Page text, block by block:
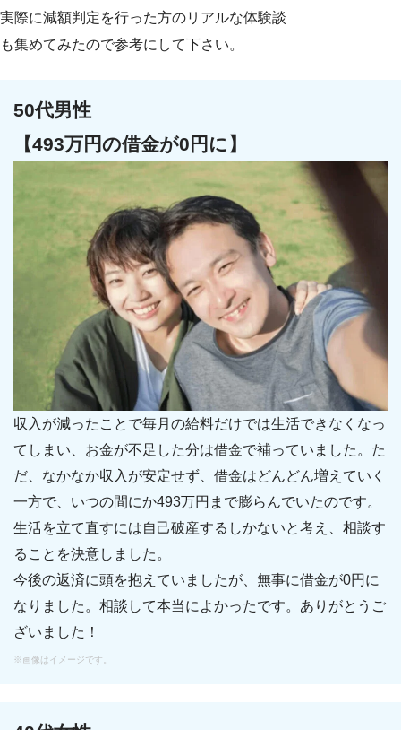
実際に減額判定を行った方のリアルな体験談
も集めてみたので参考にして下さい。
50代男性
【493万円の借金が0円に】
収入が減ったことで毎月の給料だけでは生活できなくなっ
てしまい、お金が不足した分は借金で補っていました。た
だ、なかなか収入が安定せず、借金はどんどん増えていく
一方で、いつの間にか493万円まで膨らんでいたのです。
生活を立て直すには自己破産するしかないと考え、相談す
ることを決意しました。
今後の返済に頭を抱えていましたが、無事に借金が0円に
なりました。相談して本当によかったです。ありがとうご
ざいました！
※画像はイメージです。